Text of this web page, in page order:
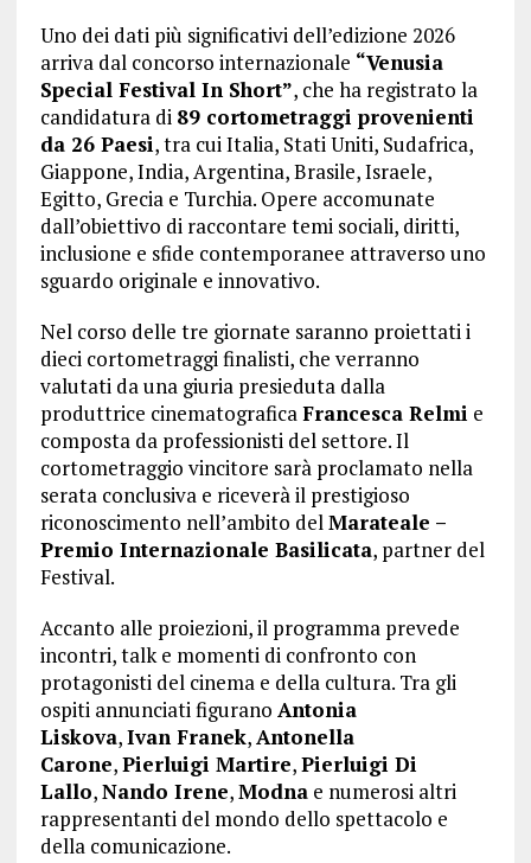
Uno dei dati più significativi dell’edizione 2026
arriva dal concorso internazionale “Venusia
Special Festival In Short”, che ha registrato la
candidatura di 89 cortometraggi provenienti
da 26 Paesi, tra cui Italia, Stati Uniti, Sudafrica,
Giappone, India, Argentina, Brasile, Israele,
Egitto, Grecia e Turchia. Opere accomunate
dall’obiettivo di raccontare temi sociali, diritti,
inclusione e sfide contemporanee attraverso uno
sguardo originale e innovativo.
Nel corso delle tre giornate saranno proiettati i
dieci cortometraggi finalisti, che verranno
valutati da una giuria presieduta dalla
produttrice cinematograficaFrancesca Relmi e
composta da professionisti del settore. Il
cortometraggio vincitore sarà proclamato nella
serata conclusiva e riceverà il prestigioso
riconoscimento nell’ambito delMarateale –
Premio Internazionale Basilicata, partner del
Festival.
Accanto alle proiezioni, il programma prevede
incontri, talk e momenti di confronto con
protagonisti del cinema e della cultura. Tra gli
ospiti annunciati figurano Antonia
Liskova,Ivan Franek,Antonella
Carone,Pierluigi Martire,Pierluigi Di
Lallo,Nando Irene,Modnae numerosi altri
rappresentanti del mondo dello spettacolo e
della comunicazione.